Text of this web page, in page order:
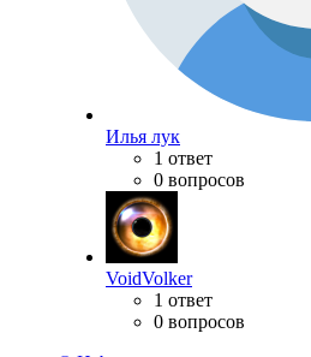
Илья лук
1 ответ
0 вопросов
VoidVolker
1 ответ
0 вопросов